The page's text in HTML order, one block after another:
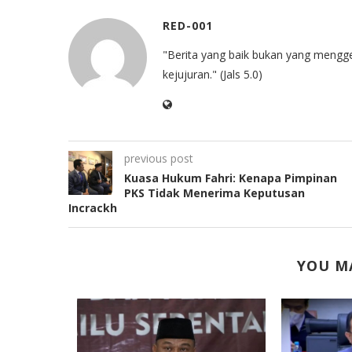
RED-001
"Berita yang baik bukan yang
kejujuran." (Jals 5.0)
previous post
Kuasa Hukum Fahri: Kenapa Pimpinan
PKS Tidak Menerima Keputusan
Incrackh
YOU